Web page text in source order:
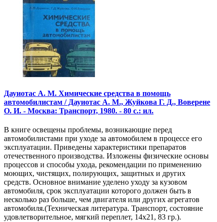
Дауиотас А. М. Химические средства в помощь
автомобилистам / Дауиотас А. М., Жуйкова Г. Д., Воверене
О. И. - Москва: Транспорт, 1980. - 80 с.: ил.
В книге освещены проблемы, возникающие перед
автомобилистами при уходе за автомобилем в процессе его
эксплуатации. Приведены характеристики препаратов
отечественного производства. Изложены физические основы
процессов и способы ухода, рекомендации по применению
моющих, чистящих, полирующих, защитных и других
средств. Основное внимание уделено уходу за кузовом
автомобиля, срок эксплуатации которого должен быть в
несколько раз больше, чем двигателя или других агрегатов
автомобиля.(Техническая литература. Транспорт, состояние
удовлетворительное, мягкий переплет, 14х21, 83 гр.).